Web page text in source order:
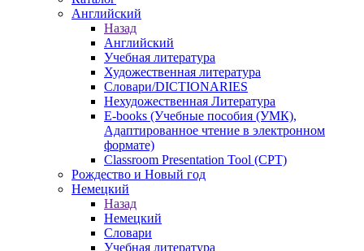
Английский
Назад
Английский
Учебная литература
Художественная литература
Словари/DICTIONARIES
Нехудожественная Литература
E-books (Учебные пособия (УМК),
Адаптированное чтение в электронном
формате)
Classroom Presentation Tool (CPT)
Рождество и Новый год
Немецкий
Назад
Немецкий
Словари
Учебная литература